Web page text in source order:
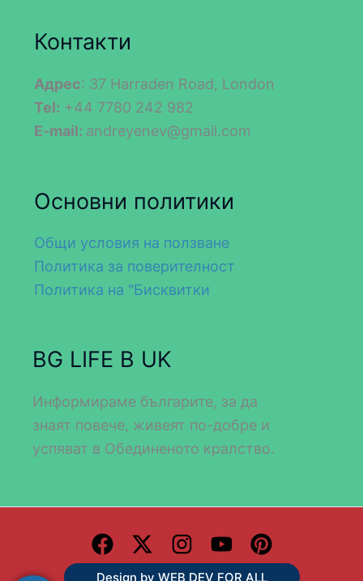
Контакти
Адрес: 37 Harraden Road, London
Tel: +44 7780 242 982
E-mail: andreyenev@gmail.com
Основни политики
Общи условия на ползване
Политика за поверителност
Политика на "Бисквитки
BG LIFE В UK
Информираме българите, за да
знаят повече, живеят по-добре и
успяват в Обединеното кралство.
Design by WEB DEV FOR ALL